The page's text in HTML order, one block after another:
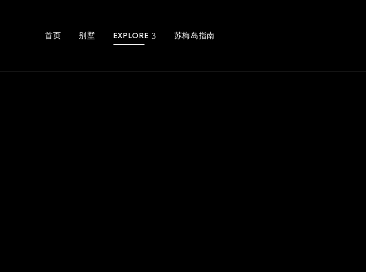
首页 别墅 EXPLORE 苏梅岛指南